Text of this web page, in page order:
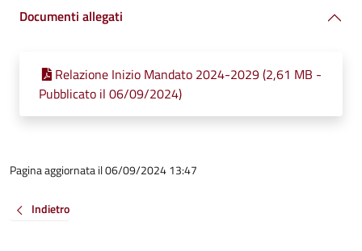
Documenti allegati
Relazione Inizio Mandato 2024-2029 (2,61 MB -
Pubblicato il 06/09/2024)
Pagina aggiornata il 06/09/2024 13:47
Indietro